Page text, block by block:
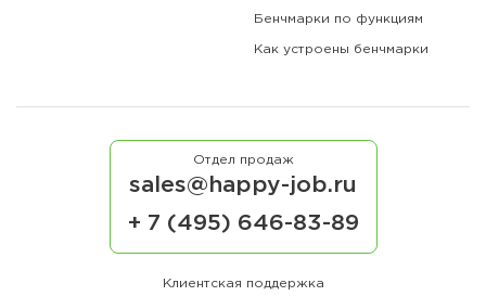
Бенчмарки по функциям
Как устроены бенчмарки
Отдел продаж
sales@happy-job.ru
+ 7 (495) 646-83-89
Клиентская поддержка